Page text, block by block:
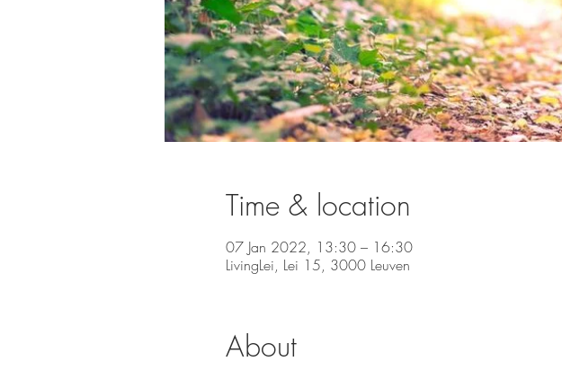
Time & location
07 Jan 2022, 13:30 – 16:30
LivingLei, Lei 15, 3000 Leuven
About